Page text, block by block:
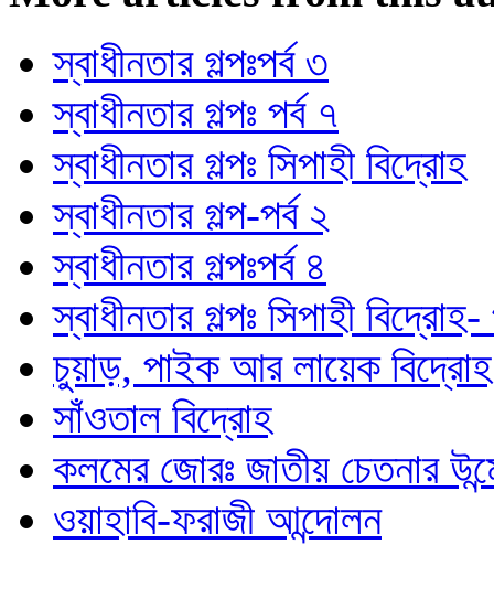
স্বাধীনতার গল্পঃপর্ব ৩
স্বাধীনতার গল্পঃ পর্ব ৭
স্বাধীনতার গল্পঃ সিপাহী বিদ্রোহ
স্বাধীনতার গল্প-পর্ব ২
স্বাধীনতার গল্পঃপর্ব ৪
স্বাধীনতার গল্পঃ সিপাহী বিদ্রোহ-
চুয়াড়, পাইক আর লায়েক বিদ্রোহ
সাঁওতাল বিদ্রোহ
কলমের জোরঃ জাতীয় চেতনার
ওয়াহাবি-ফরাজী আন্দোলন